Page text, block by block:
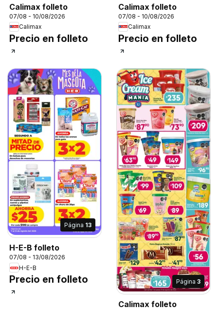
Calimax folleto
07/08 - 10/08/2026
Calimax
Precio en folleto
Calimax folleto
07/08 - 10/08/2026
Calimax
Precio en folleto
Página 13
H-E-B folleto
07/08 - 13/08/2026
H-E-B
Precio en folleto Página 3
Calimax folleto